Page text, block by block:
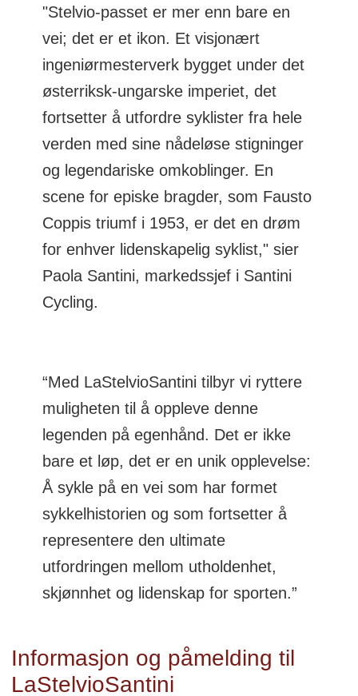
"Stelvio-passet er mer enn bare en
vei; det er et ikon. Et visjonært
ingeniørmesterverk bygget under det
østerriksk-ungarske imperiet, det
fortsetter å utfordre syklister fra hele
verden med sine nådeløse stigninger
og legendariske omkoblinger. En
scene for episke bragder, som Fausto
Coppis triumf i 1953, er det en drøm
for enhver lidenskapelig syklist," sier
Paola Santini, markedssjef i Santini
Cycling.
“Med LaStelvioSantini tilbyr vi ryttere
muligheten til å oppleve denne
legenden på egenhånd. Det er ikke
bare et løp, det er en unik opplevelse:
Å sykle på en vei som har formet
sykkelhistorien og som fortsetter å
representere den ultimate
utfordringen mellom utholdenhet,
skjønnhet og lidenskap for sporten.”
Informasjon og påmelding til
LaStelvioSantini